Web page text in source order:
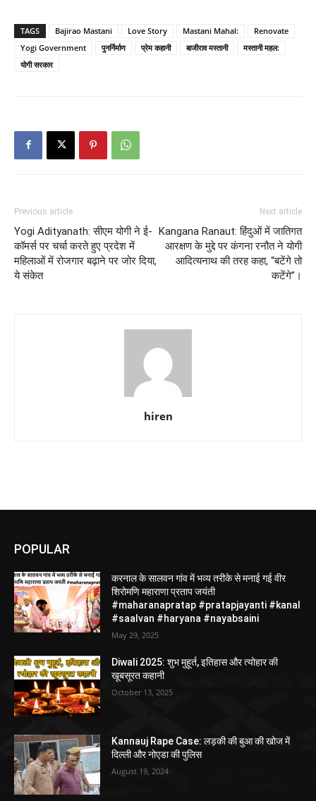
TAGS Bajirao Mastani Love Story Mastani Mahal:
Renovate
Yogi Government
पुनर्निर्माण प्रेम कहानी बाजीराव मस्तानी
मस्तानी महल:
योगी सरकार
Previous article
Yogi Adityanath: सीएम योगी ने ई-
कॉमर्स पर चर्चा करते हुए प्रदेश में
महिलाओं में रोजगार बढ़ाने पर जोर दिया,
ये संकेत
Next article
Kangana Ranaut: हिंदुओं में जातिगत
आरक्षण के मुद्दे पर कंगना रनौत ने योगी
आदित्यनाथ की तरह कहा, “बटेंगे तो
कटेंगे”।
hiren
POPULAR
करनाल के सालवन गांव में भव्य तरीके से मनाई गई वीर
शिरोमणि महाराणा प्रताप जयंती
#maharanapratap #pratapjayanti #kanal
#saalvan #haryana #nayabsaini
May 29, 2025
Diwali 2025: शुभ मुहूर्त, इतिहास और त्योहार की
खूबसूरत कहानी
October 13, 2025
Kannauj Rape Case: लड़की की बुआ की खोज में
दिल्ली और नोएडा की पुलिस
August 19, 2024